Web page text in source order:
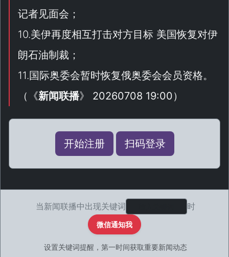
记者见面会；
10.美伊再度相互打击对方目标 美国恢复对伊
朗石油制裁；
11.国际奥委会暂时恢复俄奥委会会员资格。
（ 《新闻联播》 20260708 19:00）
开始注册 扫码登录
当新闻联播中出现关键词 时
微信通知我
设置关键词提醒，第一时间获取重要新闻动态